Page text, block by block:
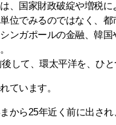
は、国家財政破綻や増税
単位でみるのではなく、
シンガポールの金融、韓
後して、環太平洋を、ひ
ています。
から25年近く前に出さ